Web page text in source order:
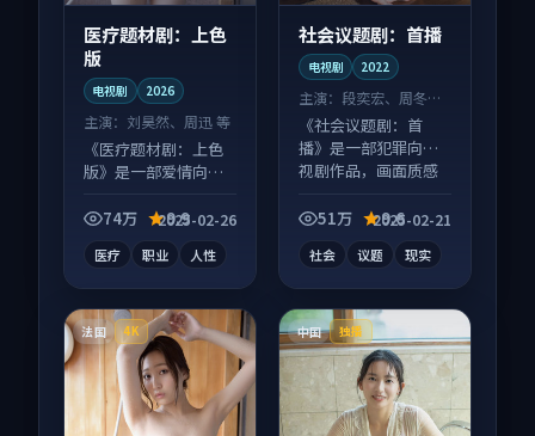
医疗题材剧：上色
版
电视剧 2026
主演： 刘昊然、周迅 等
《医疗题材剧：上色
版》是一部爱情向电
齐全，观感爽快不拖
74万 9.9
2025-02-26
医疗 职业 人性
社会议题剧：首播
电视剧 2022
主演：段奕宏、周冬雨
等
《社会议题剧：首
播》是一部犯罪向电
视剧作品，画面质感
合度高。
51万 9.6
2025-02-21
社会 议题 现实
法国 4K 中国 独播